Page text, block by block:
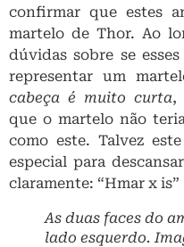
confirmar que estes
martelo de Thor. Ao
dúvidas sobre se
representar um
cabeça é muito curta,
que o martelo não
como este. Talvez
especial para
claramente: “Hmar x is”
As duas faces do
lado esquerdo.